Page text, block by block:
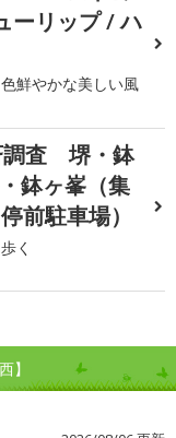
リップ / ハ
鮮やかな美しい風
調査 堺・鉢
鉢ヶ峯（集
前駐車場）
く
】